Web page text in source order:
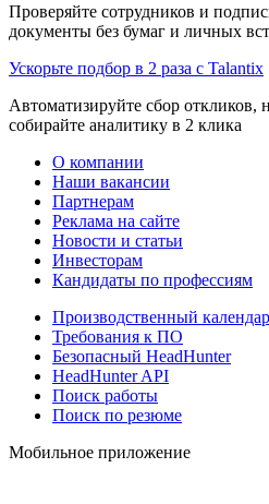
Проверяйте сотрудников и
документы без бумаг и личных
Ускорьте подбор в 2 раза с Talantix
Автоматизируйте сбор откликов,
собирайте аналитику в 2 клика
О компании
Наши вакансии
Партнерам
Реклама на сайте
Новости и статьи
Инвесторам
Кандидаты по профессиям
Производственный
Требования к ПО
Безопасный HeadHunter
HeadHunter API
Поиск работы
Поиск по резюме
Мобильное приложение